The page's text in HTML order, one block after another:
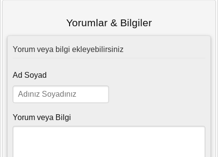
Yorumlar & Bilgiler
Yorum veya bilgi ekleyebilirsiniz
Ad Soyad
Yorum veya Bilgi